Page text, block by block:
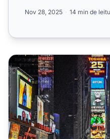
Nov 28, 2025 14 min de
10 Melhores Dicas para